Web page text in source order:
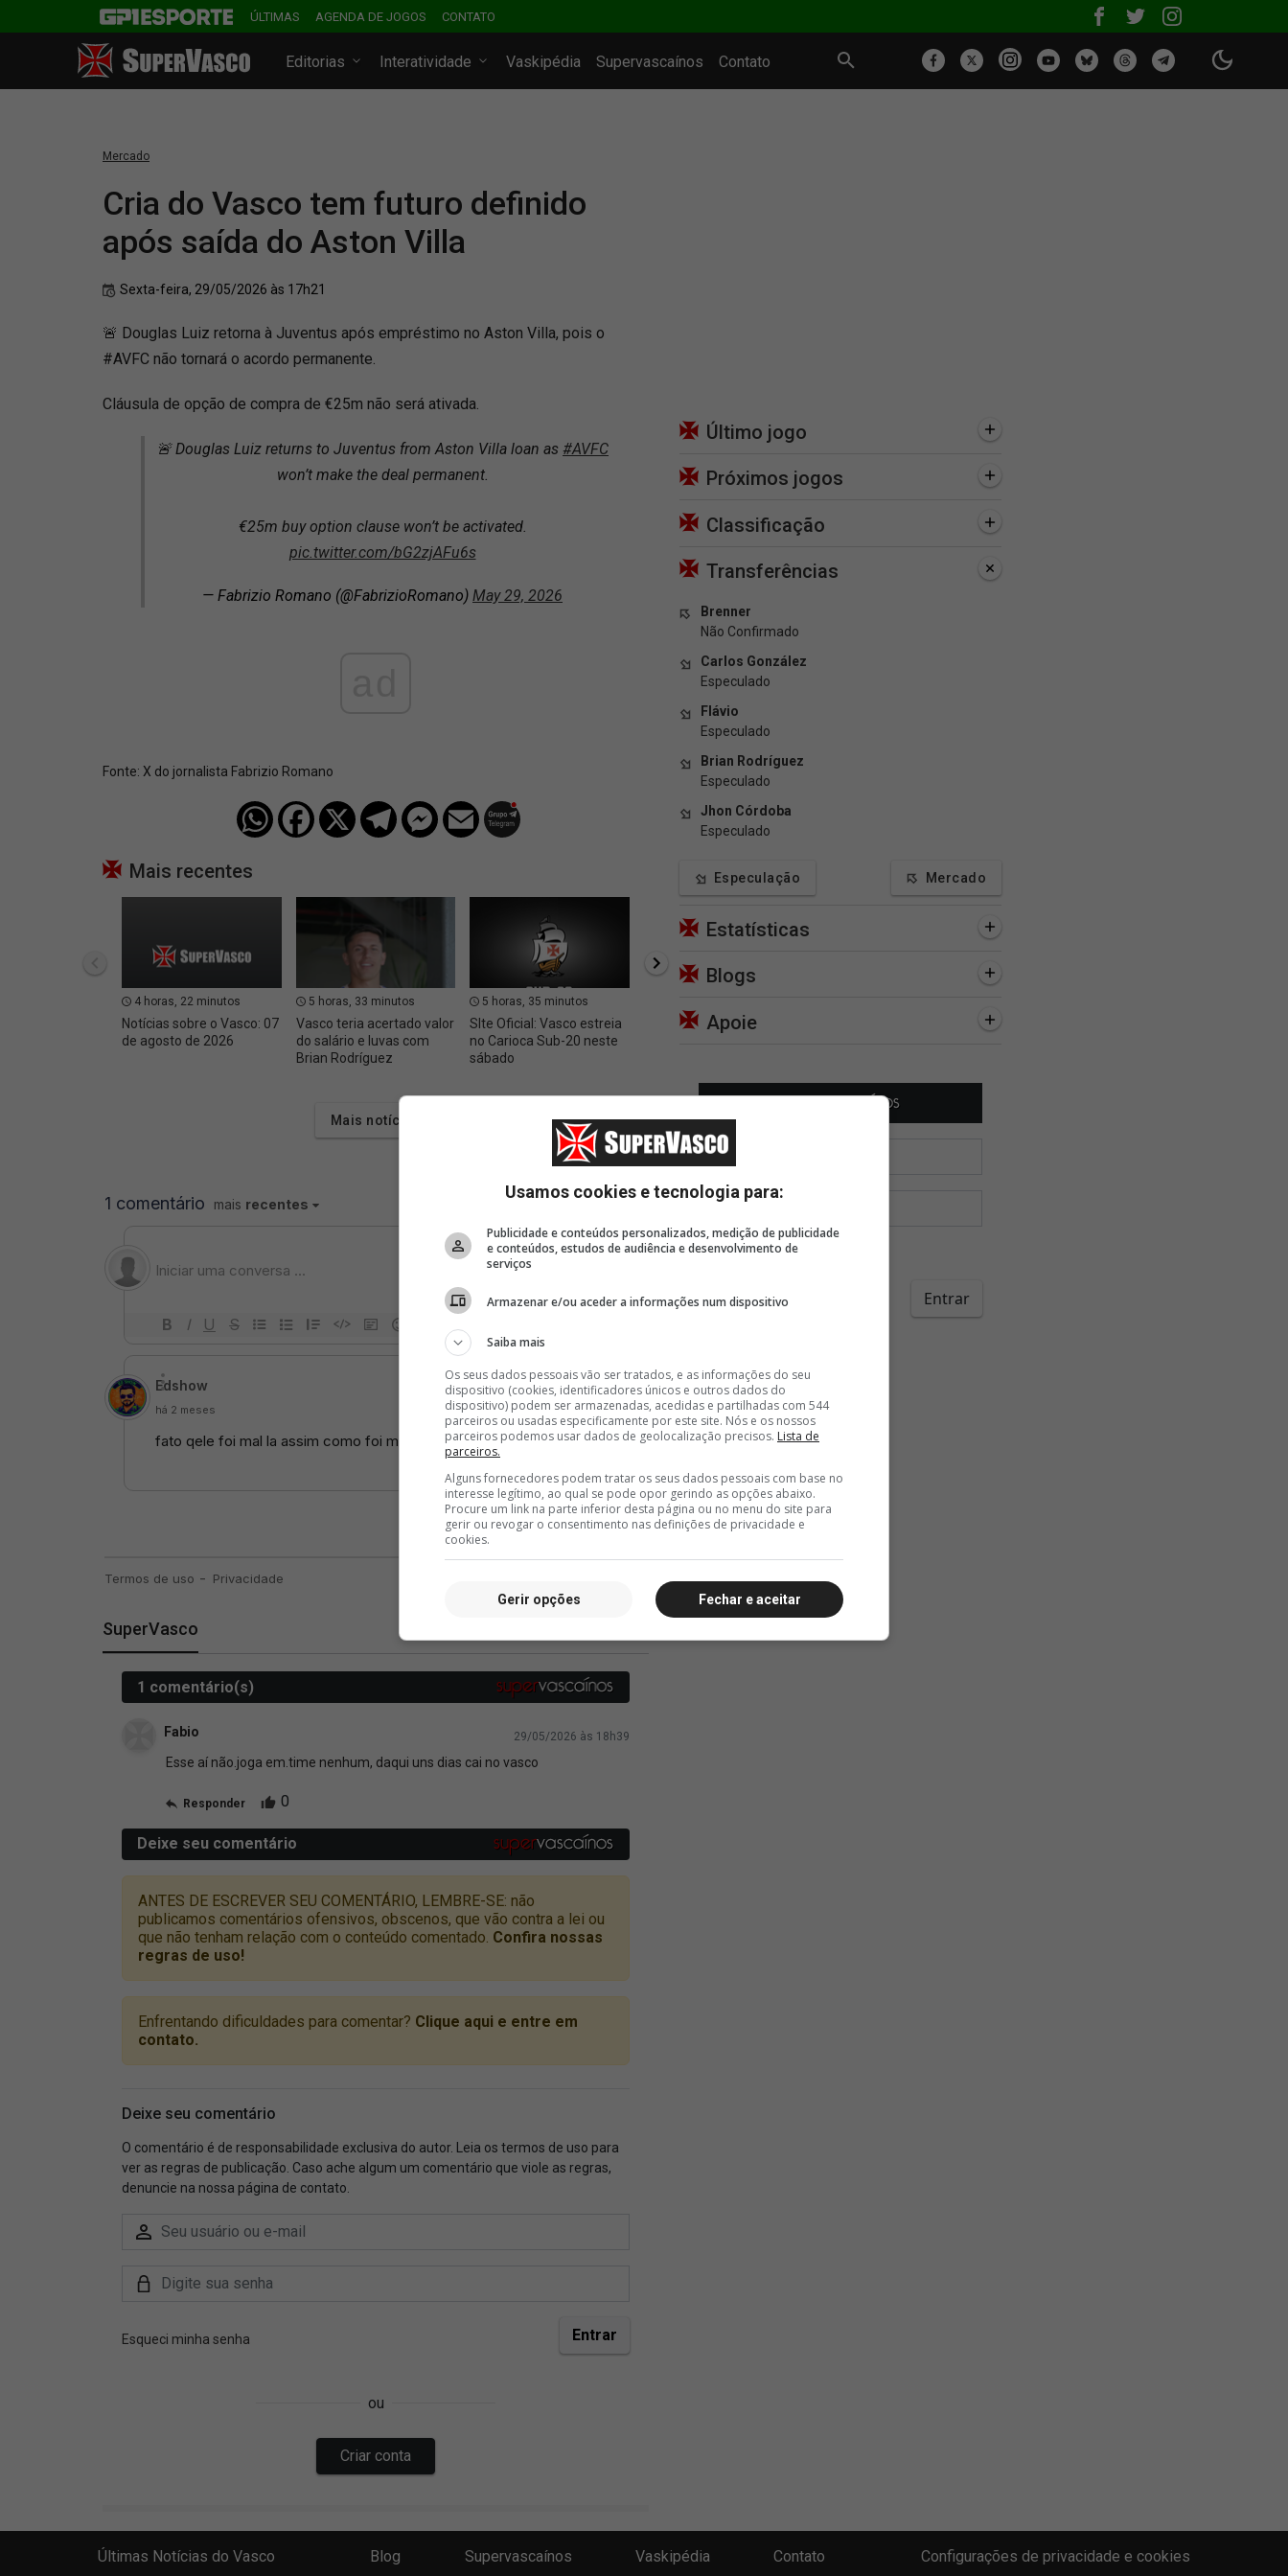
ÚLTIMAS AGENDA DE JOGOS CONTATO
Editorias Interatividade Vaskipédia Supervascaínos Contato
Mercado
Cria do Vasco tem futuro definido
após saída do Aston Villa
Sexta-feira, 29/05/2026 às 17h21
🚨 Douglas Luiz retorna à Juventus após empréstimo no Aston Villa, pois o
#AVFC não tornará o acordo permanente.
Cláusula de opção de compra de €25m não será ativada.
🚨 Douglas Luiz returns to Juventus from Aston Villa loan as #AVFC
won’t make the deal permanent.
€25m buy option clause won’t be activated.
pic.twitter.com/bG2zjAFu6s
— Fabrizio Romano (@FabrizioRomano) May 29, 2026
Fonte: X do jornalista Fabrizio Romano
Mais recentes
4 horas, 22 minutos
Notícias sobre o Vasco: 07
de agosto de 2026
5 horas, 33 minutos
Vasco teria acertado valor
do salário e luvas com
Brian Rodríguez
5 horas, 35 minutos
SIte Oficial: Vasco estreia
no Carioca Sub-20 neste
sábado
Site Oficial: Vasco firma
Léo Jardim publica vídeo
Mais notícias
SuperVasco
Último jogo
Próximos jogos
Classificação
Transferências
Brenner
Não Confirmado
Carlos González
Especulado
Flávio
Especulado
Brian Rodríguez
Especulado
Jhon Córdoba
Especulado
Especulação Mercado
Estatísticas
Blogs
Apoie
Últimas Notícias do Vasco Blog Supervascaínos Vaskipédia Contato Configurações de privacidade e cookies
Usamos cookies e tecnologia para:
Publicidade e conteúdos personalizados, medição de publicidade
e conteúdos, estudos de audiência e desenvolvimento de
serviços
Armazenar e/ou aceder a informações num dispositivo
Saiba mais
Os seus dados pessoais vão ser tratados, e as informações do seu
dispositivo (cookies, identificadores únicos e outros dados do
dispositivo) podem ser armazenadas, acedidas e partilhadas com 544
parceiros ou usadas especificamente por este site. Nós e os nossos
parceiros podemos usar dados de geolocalização precisos. Lista de
parceiros.
Alguns fornecedores podem tratar os seus dados pessoais com base no
interesse legítimo, ao qual se pode opor gerindo as opções abaixo.
Procure um link na parte inferior desta página ou no menu do site para
gerir ou revogar o consentimento nas definições de privacidade e
cookies.
Fechar e aceitar
Gerir opções